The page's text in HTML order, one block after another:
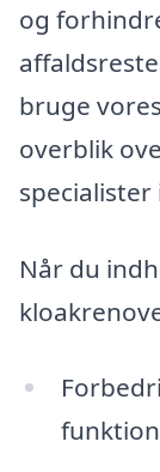
og
bruge
overblik
specialister
Når du